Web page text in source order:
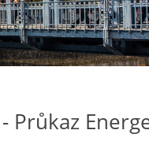
- Průkaz